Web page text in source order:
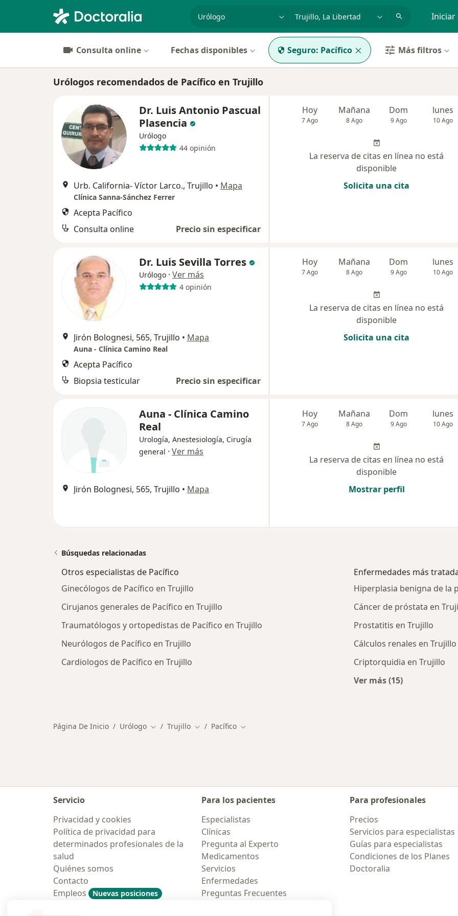
especialidad, enfermedad o nombre Iniciar
Consulta online Fechas disponibles Seguro: Pacífico Más filtros
Urólogos recomendados de Pacífico en Trujillo
Dr. Luis Antonio Pascual
Plasencia
Urólogo
44 opinión
Urb. California- Víctor Larco., Trujillo • Mapa
Clínica Sanna-Sánchez Ferrer
Acepta Pacífico
Consulta online
Precio sin especificar
Hoy
7 Ago
Mañana
8 Ago
Dom
9 Ago
lunes
10 Ago
La reserva de citas en línea no está
disponible
Solicita una cita
Dr. Luis Sevilla Torres
Urólogo · Ver más
4 opinión
Jirón Bolognesi, 565, Trujillo • Mapa
Auna - Clínica Camino Real
Acepta Pacífico
Biopsia testicular
Precio sin especificar
Hoy
7 Ago
Mañana
8 Ago
Dom
9 Ago
lunes
10 Ago
La reserva de citas en línea no está
disponible
Solicita una cita
Auna - Clínica Camino
Real
Urología, Anestesiología, Cirugía
general · Ver más
Jirón Bolognesi, 565, Trujillo • Mapa
Hoy
7 Ago
Mañana
8 Ago
Dom
9 Ago
lunes
10 Ago
La reserva de citas en línea no está
disponible
Mostrar perfil
Búsquedas relacionadas
Otros especialistas de Pacífico
Ginecólogos de Pacífico en Trujillo
Cirujanos generales de Pacífico en Trujillo
Traumatólogos y ortopedistas de Pacífico en Trujillo
Neurólogos de Pacífico en Trujillo
Cardiologos de Pacífico en Trujillo
Enfermedades más
Hiperplasia benigna de la
Cáncer de próstata en
Prostatitis en Trujillo
Cálculos renales en Trujillo
Criptorquidia en Trujillo
Ver más (15)
Página De Inicio Urólogo Cambiar de ciudad
Trujillo Cambiar de ciudad
Pacífico Cambiar de ciudad
Servicio
Privacidad y cookies
Política de privacidad para
determinados profesionales de la
salud
Quiénes somos
Contacto
Empleos
Nuevas posiciones
Para los pacientes
Especialistas
Clínicas
Pregunta al Experto
Medicamentos
Servicios
Enfermedades
Preguntas Frecuentes
Para profesionales
Precios
Servicios para especialistas
Guías para especialistas
Condiciones de los Planes
Doctoralia